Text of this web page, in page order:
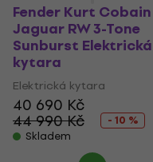
Fender Kurt Cobain
Jaguar RW 3-Tone
Sunburst Elektrická
kytara
Elektrická kytara
40 690 Kč
44 990 Kč
- 10 %
Skladem